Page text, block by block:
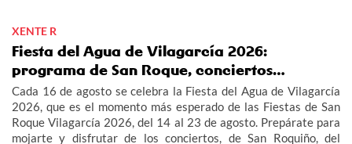
XENTE R
Fiesta del Agua de Vilagarcía 2026:
programa de San Roque, conciertos…
Cada 16 de agosto se celebra la Fiesta del Agua de Vilagarcía
2026, que es el momento más esperado de las Fiestas de San
Roque Vilagarcía 2026, del 14 al 23 de agosto. Prepárate para
mojarte y disfrutar de los conciertos, de San Roquiño, del